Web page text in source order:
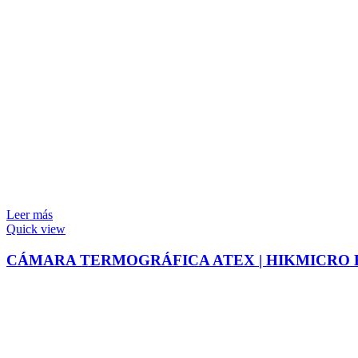
Leer más
Quick view
CÁMARA TERMOGRÁFICA ATEX | HIKMICRO